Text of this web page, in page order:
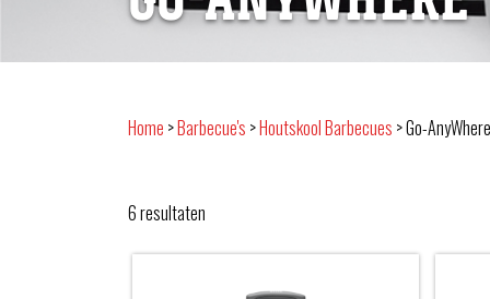
Home >Barbecue's >Houtskool Barbecues >Go-AnyWhere
6resultaten